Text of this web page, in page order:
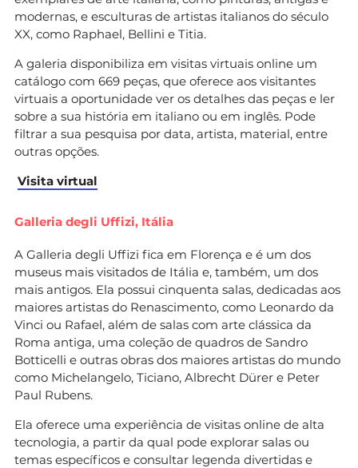
modernas, e esculturas de artistas italianos do século
XX, como Raphael, Bellini e Titia.
A galeria disponibiliza em visitas virtuais online um
catálogo com 669 peças, que oferece aos visitantes
virtuais a oportunidade ver os detalhes das peças e ler
sobre a sua história em italiano ou em inglês. Pode
filtrar a sua pesquisa por data, artista, material, entre
outras opções.
Visita virtual
Galleria degli Uffizi, Itália
A Galleria degli Uffizi fica em Florença e é um dos
museus mais visitados de Itália e, também, um dos
mais antigos. Ela possui cinquenta salas, dedicadas aos
maiores artistas do Renascimento, como Leonardo da
Vinci ou Rafael, além de salas com arte clássica da
Roma antiga, uma coleção de quadros de Sandro
Botticelli e outras obras dos maiores artistas do mundo
como Michelangelo, Ticiano, Albrecht Dürer e Peter
Paul Rubens.
Ela oferece uma experiência de visitas online de alta
tecnologia, a partir da qual pode explorar salas ou
temas específicos e consultar legenda divertidas e